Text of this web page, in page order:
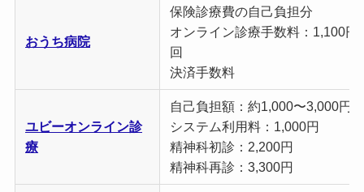
おうち病院
保険診療費の自己負担分
オンライン診療手数料：1,100円/
回
決済手数料
ユビーオンライン診
療
自己負担額：約1,000〜3,000円
システム利用料：1,000円
精神科初診：2,200円
精神科再診：3,300円